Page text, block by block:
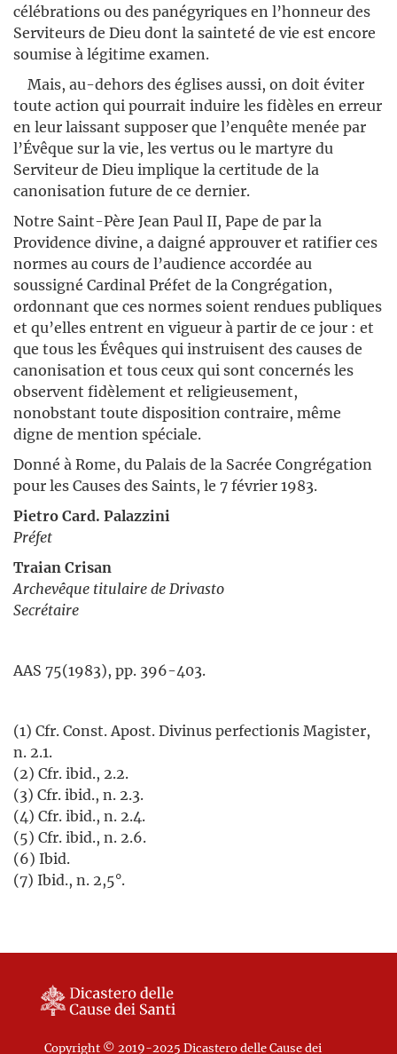
célébrations ou des panégyriques en l’honneur des
Serviteurs de Dieu dont la sainteté de vie est encore
soumise à légitime examen.
Mais, au-dehors des églises aussi, on doit éviter
toute action qui pourrait induire les fidèles en erreur
en leur laissant supposer que l’enquête menée par
l’Évêque sur la vie, les vertus ou le martyre du
Serviteur de Dieu implique la certitude de la
canonisation future de ce dernier.
Notre Saint-Père Jean Paul II, Pape de par la
Providence divine, a daigné approuver et ratifier ces
normes au cours de l’audience accordée au
soussigné Cardinal Préfet de la Congrégation,
ordonnant que ces normes soient rendues publiques
et qu’elles entrent en vigueur à partir de ce jour : et
que tous les Évêques qui instruisent des causes de
canonisation et tous ceux qui sont concernés les
observent fidèlement et religieusement,
nonobstant toute disposition contraire, même
digne de mention spéciale.
Donné à Rome, du Palais de la Sacrée Congrégation
pour les Causes des Saints, le 7 février 1983.
Pietro Card. Palazzini
Préfet
Traian Crisan
Archevêque titulaire de Drivasto
Secrétaire
AAS 75(1983), pp. 396-403.
(1) Cfr. Const. Apost. Divinus perfectionis Magister,
n. 2.1.
(2) Cfr. ibid., 2.2.
(3) Cfr. ibid., n. 2.3.
(4) Cfr. ibid., n. 2.4.
(5) Cfr. ibid., n. 2.6.
(6) Ibid.
(7) Ibid., n. 2,5°.
Copyright © 2019-2025 Dicastero delle Cause dei